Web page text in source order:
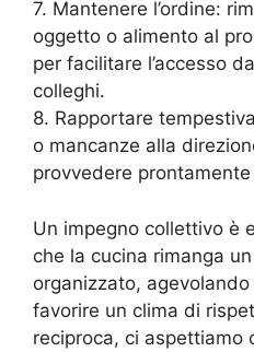
7. Mantenere l’ordine:
oggetto o alimento al
per facilitare l’accesso
colleghi.
8. Rapportare
o mancanze alla
provvedere
Un impegno collettivo è
che la cucina rimanga
organizzato,
favorire un clima di
reciproca, ci aspettiamo